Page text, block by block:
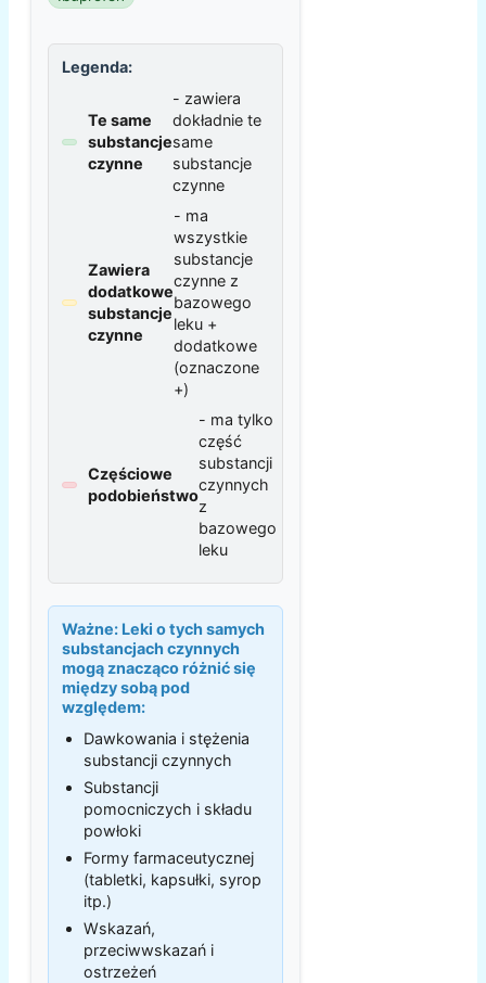
Legenda:
Te same
substancje
czynne
- zawiera
dokładnie te
same
substancje
czynne
Zawiera
dodatkowe
substancje
czynne
- ma
wszystkie
substancje
czynne z
bazowego
leku +
dodatkowe
(oznaczone
+)
Częściowe
podobieństwo
- ma tylko
część
substancji
czynnych
z
bazowego
leku
Ważne: Leki o tych samych
substancjach czynnych
mogą znacząco różnić się
między sobą pod
względem:
Dawkowania i stężenia
substancji czynnych
Substancji
pomocniczych i składu
powłoki
Formy farmaceutycznej
(tabletki, kapsułki, syrop
itp.)
Wskazań,
przeciwwskazań i
ostrzeżeń